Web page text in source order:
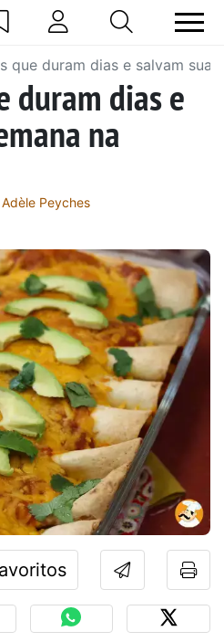
que duram dias e salvam sua
duram dias e
na
Adèle Peyches